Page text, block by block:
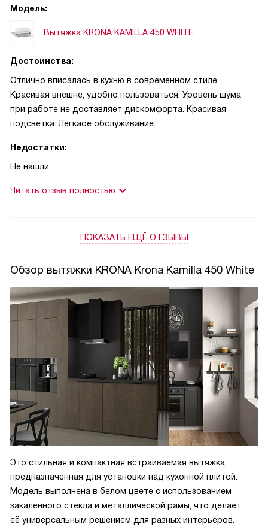
хороший свет, что важно при приготовлении пищи.
Режим работы вытяжки включает в себя отвод и
воздух от запахов и жира. В комплекте идут два
жироулавливающих фильтра, что очень удобно.
Что касается работы, то вытяжка работает довольно
тихо, шум не мешает общению или просмотру телевизора.
Установка не вызвала проблем, все необходимое для
монтажа было в комплекте.
Я доволен покупкой. Вытяжка оправдала все мои
надежную и качественную вытяжку.
Модель:
Вытяжка KRONA KAMILLA 450 WHITE
Достоинства:
Отлично вписалась в кухню в современном стиле.
Красивая внешне, удобно пользоваться. Уровень шума
при работе не доставляет дискомфорта. Красивая
подсветка. Легкаое обслуживание.
Недостатки:
Не нашли.
Читать отзыв полностью
ПОКАЗАТЬ ЕЩЁ ОТЗЫВЫ
Обзор вытяжки KRONA Krona Kamilla 450 White
Это стильная и компактная встраиваемая вытяжка,
предназначенная для установки над кухонной плитой.
Модель выполнена в белом цвете с использованием
закалённого стекла и металлической рамы, что делает
её универсальным решением для разных интерьеров.